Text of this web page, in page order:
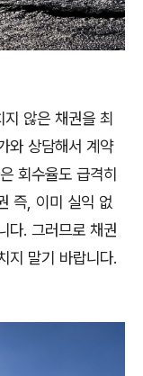
않은 채권을 최
와 상담해서 계약
회수율도 급격히
즉, 이미 실익 없
다. 그러므로 채권
지 말기 바랍니다.